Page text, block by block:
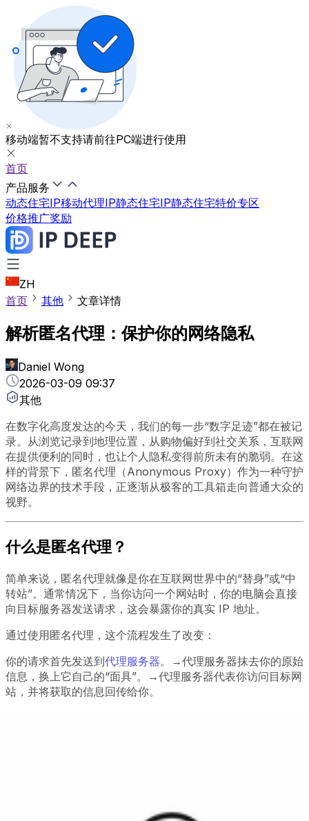
移动端暂不支持请前往PC端进行使用
首页
产品服务
动态住宅IP移动代理IP静态住宅IP静态住宅特价专区
价格推广奖励
ZH
首页
其他 文章详情
解析匿名代理：保护你的网络隐私
Daniel Wong
2026-03-09 09:37
其他
在数字化高度发达的今天，我们的每一步“数字足迹”都在被记
录。从浏览记录到地理位置，从购物偏好到社交关系，互联网
在提供便利的同时，也让个人隐私变得前所未有的脆弱。在这
样的背景下，匿名代理（Anonymous Proxy）作为一种守护
网络边界的技术手段，正逐渐从极客的工具箱走向普通大众的
视野。
什么是匿名代理？
简单来说，匿名代理就像是你在互联网世界中的“替身”或“中
转站”。通常情况下，当你访问一个网站时，你的电脑会直接
向目标服务器发送请求，这会暴露你的真实 IP 地址。
通过使用匿名代理，这个流程发生了改变：
你的请求首先发送到代理服务器。→代理服务器抹去你的原始
信息，换上它自己的“面具”。→代理服务器代表你访问目标网
站，并将获取的信息回传给你。